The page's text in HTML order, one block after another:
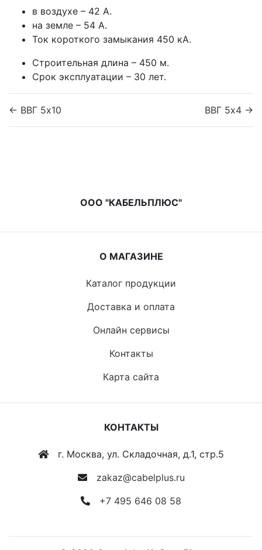
в воздухе – 42 А.
на земле – 54 А.
Ток короткого замыкания 450 кА.
Строительная длина – 450 м.
Срок эксплуатации – 30 лет.
← ВВГ 5x10 ВВГ 5x4 →
ООО "КАБЕЛЬПЛЮС"
О МАГАЗИНЕ
Каталог продукции
Доставка и оплата
Онлайн сервисы
Контакты
Карта сайта
КОНТАКТЫ
г. Москва, ул. Складочная, д.1, стр.5
zakaz@cabelplus.ru
+7 495 646 08 58